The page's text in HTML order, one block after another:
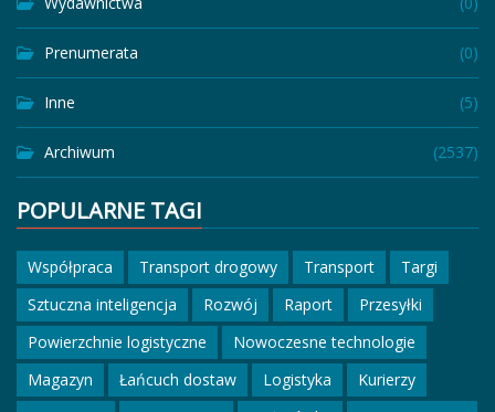
Prenumerata (0)
Inne (5)
Archiwum (2537)
POPULARNE TAGI
Współpraca Transport drogowy Transport
Targi
Sztuczna inteligencja
Rozwój Raport
Przesyłki
Powierzchnie logistyczne
Nowoczesne technologie
Magazyn
Łańcuch dostaw Logistyka
Kurierzy